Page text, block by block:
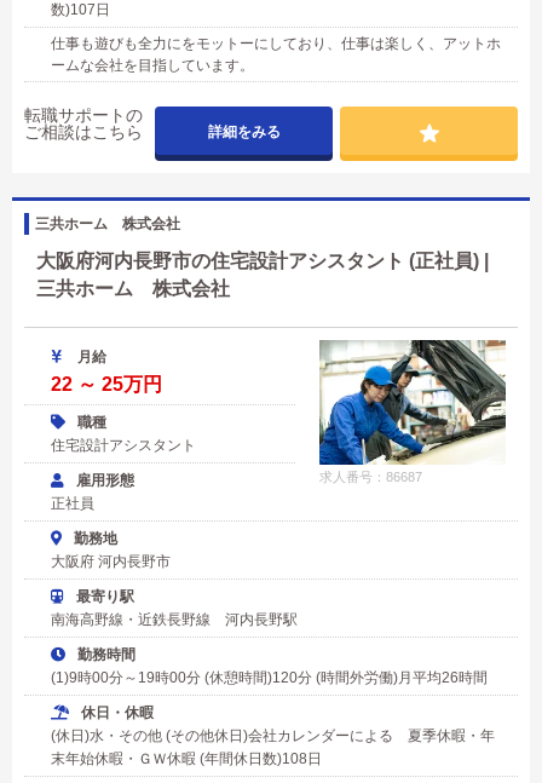
数)107日
仕事も遊びも全力にをモットーにしており、仕事は楽しく、アットホ
ームな会社を目指しています。
転職サポートの
ご相談はこちら
詳細をみる
三共ホーム 株式会社
大阪府河内長野市の住宅設計アシスタント (正社員) |
三共ホーム 株式会社
求人番号：86687
月給
22 ～ 25万円
職種
住宅設計アシスタント
雇用形態
正社員
勤務地
大阪府 河内長野市
最寄り駅
南海高野線・近鉄長野線 河内長野駅
勤務時間
(1)9時00分～19時00分 (休憩時間)120分 (時間外労働)月平均26時間
休日・休暇
(休日)水・その他 (その他休日)会社カレンダーによる 夏季休暇・年
末年始休暇・ＧＷ休暇 (年間休日数)108日